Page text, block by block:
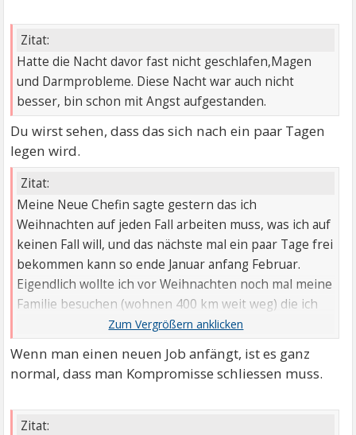
Zitat:
Hatte die Nacht davor fast nicht geschlafen,Magen
und Darmprobleme. Diese Nacht war auch nicht
besser, bin schon mit Angst aufgestanden.
Du wirst sehen, dass das sich nach ein paar Tagen
legen wird.
Zitat:
Meine Neue Chefin sagte gestern das ich
Weihnachten auf jeden Fall arbeiten muss, was ich auf
keinen Fall will, und das nächste mal ein paar Tage frei
bekommen kann so ende Januar anfang Februar.
Eigendlich wollte ich vor Weihnachten noch mal meine
Familie besuchen (wohnen 400 km weit weg) die ich
seit über einem Jahr nicht gesehen habe.
Wenn man einen neuen Job anfängt, ist es ganz
normal, dass man Kompromisse schliessen muss.
Zitat: